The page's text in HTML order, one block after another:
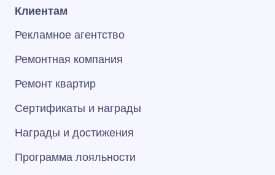
Клиентам
Рекламное агентство
Ремонтная компания
Ремонт квартир
Сертификаты и награды
Награды и достижения
Программа лояльности